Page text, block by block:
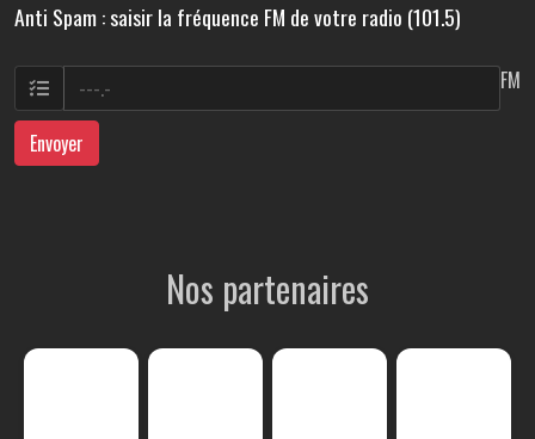
Anti Spam : saisir la fréquence FM de votre radio (101.5)
FM
Envoyer
Nos partenaires